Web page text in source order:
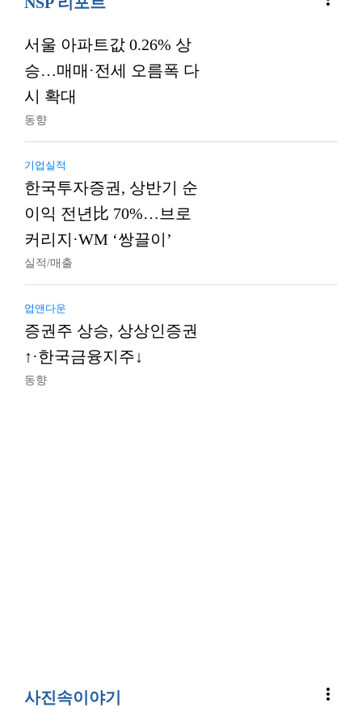
서울 아파트값 0.26% 상
승…매매·전세 오름폭 다
시 확대
동향
기업실적
한국투자증권, 상반기 순
이익 전년比 70%…브로
커리지·WM ‘쌍끌이’
실적/매출
업앤다운
증권주 상승, 상상인증권
↑·한국금융지주↓
동향
사진속이야기 more_vert